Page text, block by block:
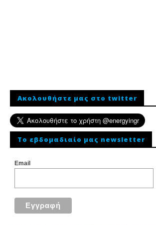
Ακολουθήστε μας στο twitter
To εβδομαδιαίο μας newsletter
Email